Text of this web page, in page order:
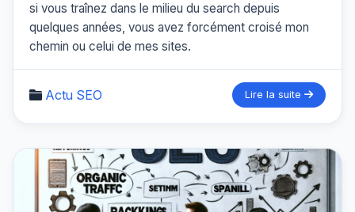
si vous traînez dans le milieu du search depuis
quelques années, vous avez forcément croisé mon
chemin ou celui de mes sites.
Actu SEO Lire la suite